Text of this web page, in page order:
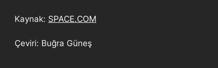
Kaynak: SPACE.COM
Çeviri: Buğra Güneş